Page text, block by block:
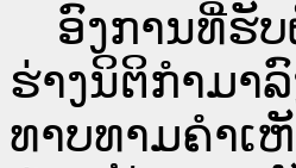
ອົງການທີ່ຮັບ
ຮ່າງນິຕິກຳມາ
ທາບທາມຄຳເ